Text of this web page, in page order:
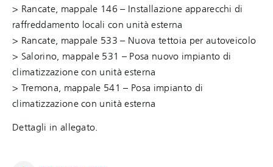
> Rancate, mappale 146 – Installazione apparecchi di
raffreddamento locali con unità esterna
> Rancate, mappale 533 – Nuova tettoia per autoveicolo
> Salorino, mappale 531 – Posa nuovo impianto di
climatizzazione con unità esterna
> Tremona, mappale 541 – Posa impianto di
climatizzazione con unità esterna
Dettagli in allegato.